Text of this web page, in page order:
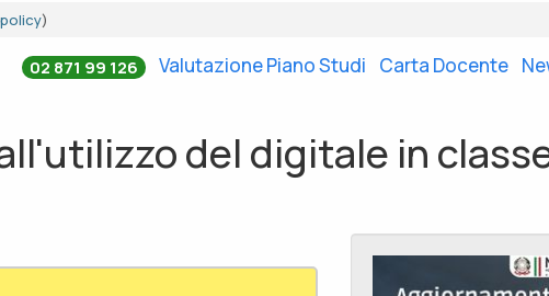
)
02 871 99 126 Valutazione Piano Studi Carta Docente
del digitale in